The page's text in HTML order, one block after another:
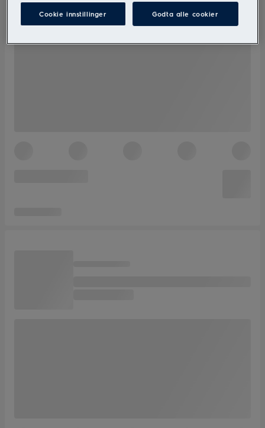
Cookie innstillinger Godta alle cookier